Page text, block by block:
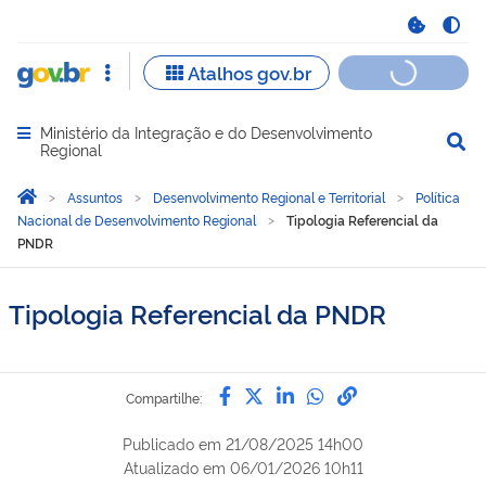
Abrir menu principal de navegação
Ministério da Integração e do Desenvolvimento
Regional
Você está aqui:
Página Inicial
Assuntos Desenvolvimento Regional e Territorial
Política
Nacional de Desenvolvimento Regional
Tipologia Referencial da
PNDR
Tipologia Referencial da PNDR
Compartilhe: Compartilhe por Facebook
Compartilhe por Twitter
Compartilhe por
Compartilhe
link para
Publicado em 21/08/2025 14h00
Atualizado em 06/01/2026 10h11